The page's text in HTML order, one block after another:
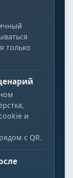
только
и
с QR.